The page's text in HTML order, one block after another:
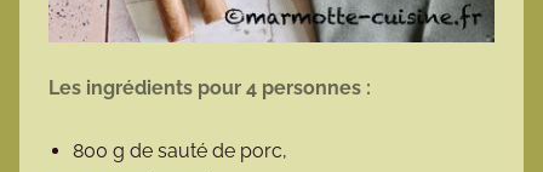
Les ingrédients pour 4 personnes :
800 g de sauté de porc,